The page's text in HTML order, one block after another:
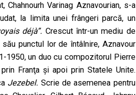
Varinag Aznavourian, s-a
la limita unei frângeri parcă, un
déjà”. Crescut într-un mediu de
punctul lor de întâlnire, Aznavour
1950, un duo cu compozitorul Pierre
Franţa şi apoi prin Statele Unite.
Jezebel. Scrie de asemenea pentru